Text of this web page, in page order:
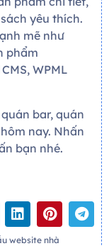
yêu thích.
mẽ như
phẩm
WPML
bar, quán
nay. Nhấn
bạn nhé.
website nhà